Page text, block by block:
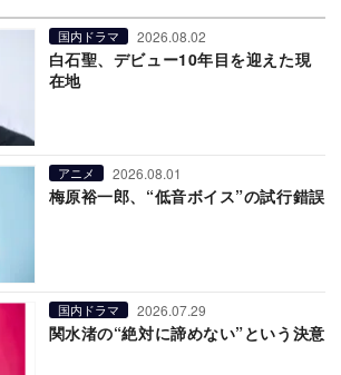
国内ドラマ 2026.08.02
白石聖、デビュー10年目を迎えた現
在地
アニメ 2026.08.01
梅原裕一郎、“低音ボイス”の試行錯誤
国内ドラマ 2026.07.29
関水渚の“絶対に諦めない”という決意